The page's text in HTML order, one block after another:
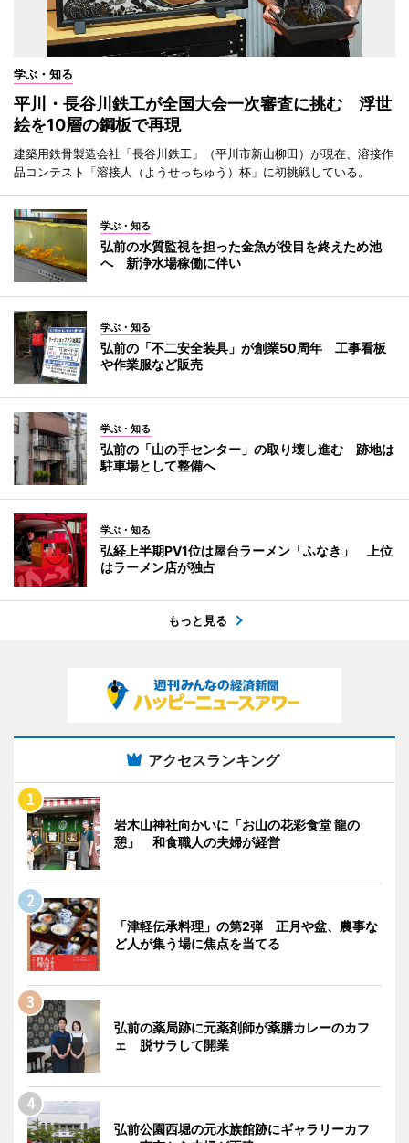
学ぶ・知る
平川・長谷川鉄工が全国大会一次審査に挑む 浮世
絵を10層の鋼板で再現
建築用鉄骨製造会社「長谷川鉄工」（平川市新山柳田）が現在、溶接作
品コンテスト「溶接人（ようせっちゅう）杯」に初挑戦している。
学ぶ・知る
弘前の水質監視を担った金魚が役目を終えため池
へ 新浄水場稼働に伴い
学ぶ・知る
弘前の「不二安全装具」が創業50周年 工事看板
や作業服など販売
学ぶ・知る
弘前の「山の手センター」の取り壊し進む 跡地は
駐車場として整備へ
学ぶ・知る
弘経上半期PV1位は屋台ラーメン「ふなき」 上位
はラーメン店が独占
もっと見る
アクセスランキング
岩木山神社向かいに「お山の花彩食堂 龍の
憩」 和食職人の夫婦が経営
「津軽伝承料理」の第2弾 正月や盆、農事な
ど人が集う場に焦点を当てる
弘前の薬局跡に元薬剤師が薬膳カレーのカフ
ェ 脱サラして開業
弘前公園西堀の元水族館跡にギャラリーカフ